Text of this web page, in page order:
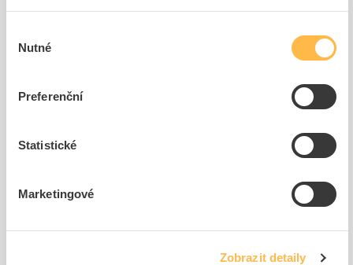
souhlasu
Nutné
Preferenční
Statistické
Marketingové
Zobrazit detaily
tla...
72,67 Kč/ks
11.297.147
237,40 Kč/ks